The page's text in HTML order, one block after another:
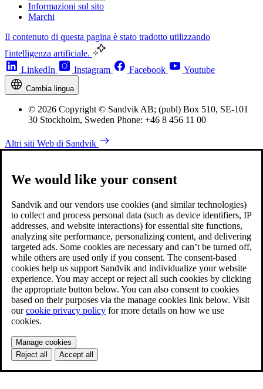
Informazioni sul sito
Marchi
Il contenuto di questa pagina è stato tradotto utilizzando
l'intelligenza artificiale.
LinkedIn
Instagram Facebook Youtube
Cambia lingua
© 2026 Copyright © Sandvik AB; (publ) Box 510, SE-101
30 Stockholm, Sweden Phone: +46 8 456 11 00
Altri siti Web di Sandvik
We would like your consent
Sandvik and our vendors use cookies (and similar technologies)
to collect and process personal data (such as device identifiers, IP
addresses, and website interactions) for essential site functions,
analyzing site performance, personalizing content, and delivering
targeted ads. Some cookies are necessary and can’t be turned off,
while others are used only if you consent. The consent-based
cookies help us support Sandvik and individualize your website
experience. You may accept or reject all such cookies by clicking
the appropriate button below. You can also consent to cookies
based on their purposes via the manage cookies link below. Visit
ourcookie privacy policy for more details on how we use
cookies.
Manage cookies
Reject all
Accept all